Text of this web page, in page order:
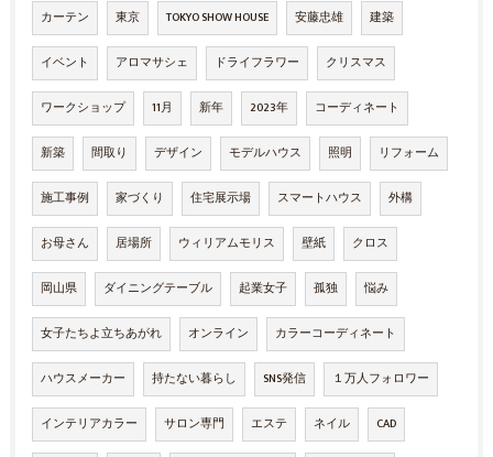
カーテン 東京 TOKYO SHOW HOUSE 安藤忠雄 建築
イベント アロマサシェ ドライフラワー クリスマス
ワークショップ 11月 新年 2023年 コーディネート
新築 間取り デザイン モデルハウス 照明 リフォーム
施工事例 家づくり 住宅展示場 スマートハウス 外構
お母さん 居場所 ウィリアムモリス 壁紙 クロス
岡山県 ダイニングテーブル 起業女子 孤独 悩み
女子たちよ立ちあがれ オンライン カラーコーディネート
ハウスメーカー 持たない暮らし SNS発信 １万人フォロワー
インテリアカラー サロン専門 エステ ネイル CAD